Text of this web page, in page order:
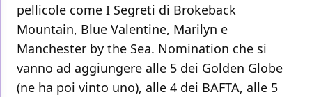
pellicole come I Segreti di Brokeback
Mountain, Blue Valentine, Marilyn e
Manchester by the Sea. Nomination che si
vanno ad aggiungere alle 5 dei Golden Globe
(ne ha poi vinto uno), alle 4 dei BAFTA, alle 5